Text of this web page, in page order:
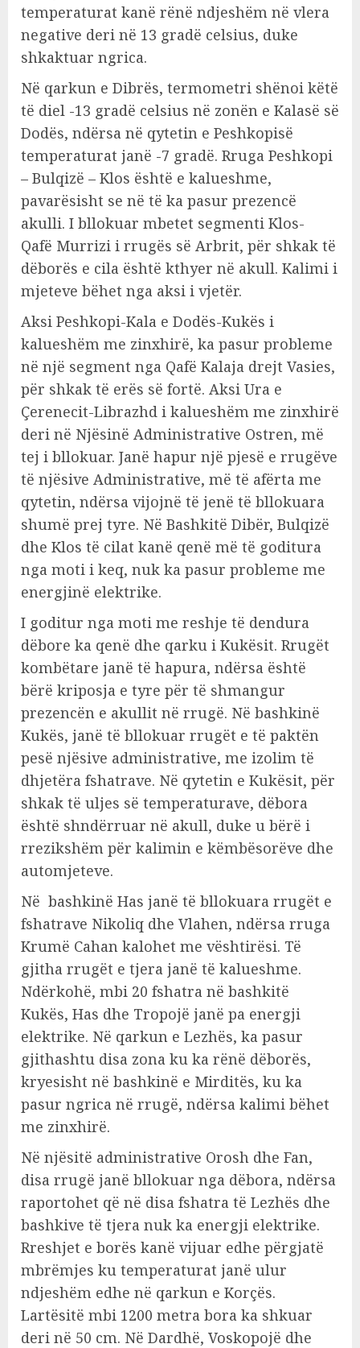
temperaturat kanë rënë ndjeshëm në vlera
negative deri në 13 gradë celsius, duke
shkaktuar ngrica.
Në qarkun e Dibrës, termometri shënoi këtë
të diel -13 gradë celsius në zonën e Kalasë së
Dodës, ndërsa në qytetin e Peshkopisë
temperaturat janë -7 gradë. Rruga Peshkopi
– Bulqizë – Klos është e kalueshme,
pavarësisht se në të ka pasur prezencë
akulli. I bllokuar mbetet segmenti Klos-
Qafë Murrizi i rrugës së Arbrit, për shkak të
dëborës e cila është kthyer në akull. Kalimi i
mjeteve bëhet nga aksi i vjetër.
Aksi Peshkopi-Kala e Dodës-Kukës i
kalueshëm me zinxhirë, ka pasur probleme
në një segment nga Qafë Kalaja drejt Vasies,
për shkak të erës së fortë. Aksi Ura e
Çerenecit-Librazhd i kalueshëm me zinxhirë
deri në Njësinë Administrative Ostren, më
tej i bllokuar. Janë hapur një pjesë e rrugëve
të njësive Administrative, më të afërta me
qytetin, ndërsa vijojnë të jenë të bllokuara
shumë prej tyre. Në Bashkitë Dibër, Bulqizë
dhe Klos të cilat kanë qenë më të goditura
nga moti i keq, nuk ka pasur probleme me
energjinë elektrike.
I goditur nga moti me reshje të dendura
dëbore ka qenë dhe qarku i Kukësit. Rrugët
kombëtare janë të hapura, ndërsa është
bërë kriposja e tyre për të shmangur
prezencën e akullit në rrugë. Në bashkinë
Kukës, janë të bllokuar rrugët e të paktën
pesë njësive administrative, me izolim të
dhjetëra fshatrave. Në qytetin e Kukësit, për
shkak të uljes së temperaturave, dëbora
është shndërruar në akull, duke u bërë i
rrezikshëm për kalimin e këmbësorëve dhe
automjeteve.
Në bashkinë Has janë të bllokuara rrugët e
fshatrave Nikoliq dhe Vlahen, ndërsa rruga
Krumë Cahan kalohet me vështirësi. Të
gjitha rrugët e tjera janë të kalueshme.
Ndërkohë, mbi 20 fshatra në bashkitë
Kukës, Has dhe Tropojë janë pa energji
elektrike. Në qarkun e Lezhës, ka pasur
gjithashtu disa zona ku ka rënë dëborës,
kryesisht në bashkinë e Mirditës, ku ka
pasur ngrica në rrugë, ndërsa kalimi bëhet
me zinxhirë.
Në njësitë administrative Orosh dhe Fan,
disa rrugë janë bllokuar nga dëbora, ndërsa
raportohet që në disa fshatra të Lezhës dhe
bashkive të tjera nuk ka energji elektrike.
Rreshjet e borës kanë vijuar edhe përgjatë
mbrëmjes ku temperaturat janë ulur
ndjeshëm edhe në qarkun e Korçës.
Lartësitë mbi 1200 metra bora ka shkuar
deri në 50 cm. Në Dardhë, Voskopojë dhe